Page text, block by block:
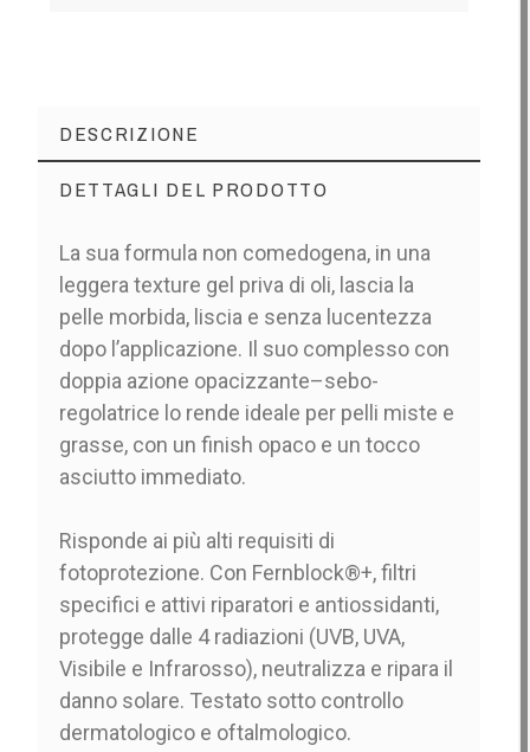
DESCRIZIONE
DETTAGLI DEL PRODOTTO
La sua formula non comedogena, in una
leggera texture gel priva di oli, lascia la
pelle morbida, liscia e senza lucentezza
dopo l’applicazione. Il suo complesso con
doppia azione opacizzante–sebo-
regolatrice lo rende ideale per pelli miste e
grasse, con un finish opaco e un tocco
asciutto immediato.
Risponde ai più alti requisiti di
fotoprotezione. Con Fernblock®+, filtri
specifici e attivi riparatori e antiossidanti,
protegge dalle 4 radiazioni (UVB, UVA,
Visibile e Infrarosso), neutralizza e ripara il
danno solare. Testato sotto controllo
dermatologico e oftalmologico.